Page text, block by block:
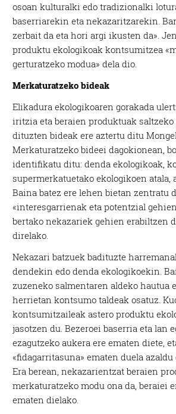
osoan kulturalki edo tradizionalki
baserriarekin eta nekazaritzarekin.
zerbait da eta hori argi ikusten da».
produktu ekologikoak kontsumitzea
gerturatzeko modua» dela dio.
Merkaturatzeko bideak
Elikadura ekologikoaren gorakada
iritzia eta beraien produktuak saltzeko
dituzten bideak ere aztertu ditu
Merkaturatzeko bideei dagokionean,
identifikatu ditu: denda ekologikoak,
supermerkatuetako ekologikoen atala,
Baina batez ere lehen bietan zentratu
«interesgarrienak eta potentzial
bertako nekazariek gehien erabiltzen
direlako.
Nekazari batzuek badituzte
dendekin edo denda ekologikoekin.
zuzeneko salmentaren aldeko hautua
herrietan kontsumo taldeak osatuz.
kontsumitzaileak astero produktu
jasotzen du. Bezeroei baserria eta lan
ezagutzeko aukera ere ematen diete,
«fidagarritasuna» ematen duela azaldu
Era berean, nekazarientzat beraien
merkaturatzeko modu ona da, beraiei
ematen dielako.